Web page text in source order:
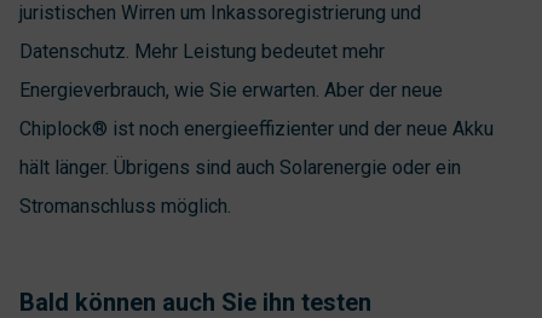
juristischen Wirren um Inkassoregistrierung und
Datenschutz. Mehr Leistung bedeutet mehr
Energieverbrauch, wie Sie erwarten. Aber der neue
Chiplock® ist noch energieeffizienter und der neue Akku
hält länger. Übrigens sind auch Solarenergie oder ein
Stromanschluss möglich.
Bald können auch Sie ihn testen